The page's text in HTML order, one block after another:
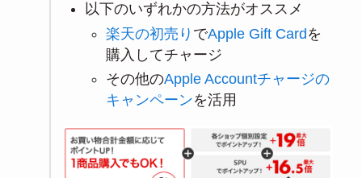
以下のいずれかの方法がオススメ
楽天の初売り でApple Gift Cardを
購入してチャージ
その他のApple Accountチャージの
キャンペーンを活用